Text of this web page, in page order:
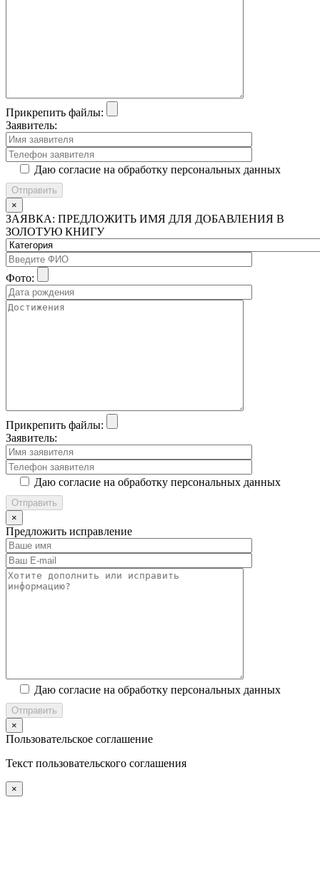
Прикрепить файлы:
Заявитель:
Даю согласие на обработку персональных данных
×
ЗАЯВКА: ПРЕДЛОЖИТЬ ИМЯ ДЛЯ ДОБАВЛЕНИЯ В
ЗОЛОТУЮ КНИГУ
Фото:
Прикрепить файлы:
Заявитель:
Даю согласие на обработку персональных данных
×
Предложить исправление
Даю согласие на обработку персональных данных
×
Пользовательское соглашение
Текст пользовательского соглашения
×